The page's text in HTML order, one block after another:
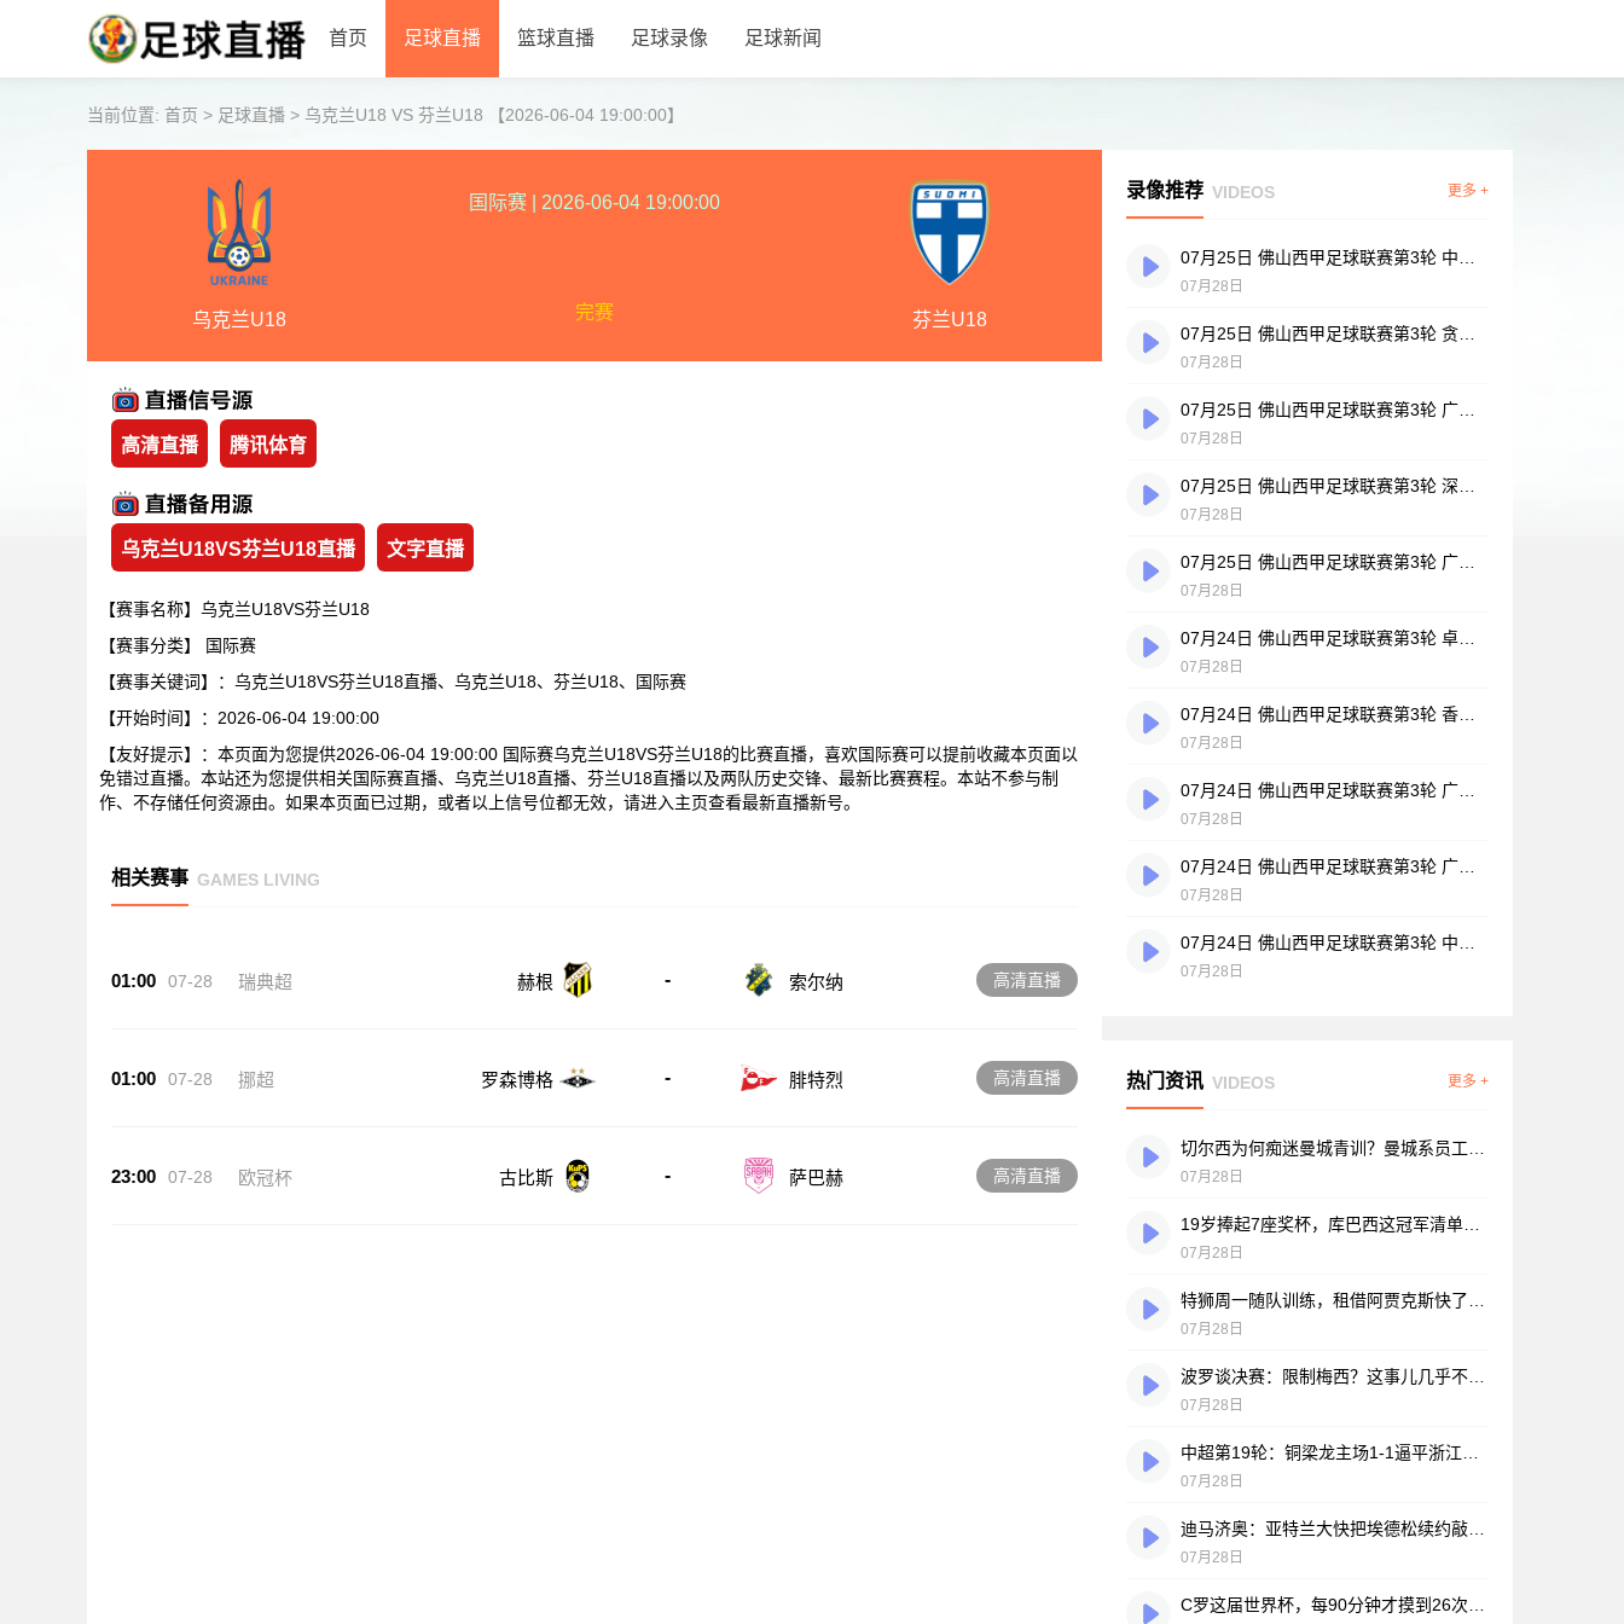
首页 足球直播 篮球直播 足球录像 足球新闻
当前位置: 首页 > 足球直播 > 乌克兰U18 VS 芬兰U18 【2026-06-04 19:00:00】
乌克兰U18
国际赛 2026-06-04 19:00:00
完赛 芬兰U18
高清直播 腾讯体育
乌克兰U18VS芬兰U18直播 文字直播
【赛事名称】乌克兰U18VS芬兰U18
【赛事分类】
国际赛
【赛事关键词】：乌克兰U18VS芬兰U18直播、乌克兰U18、芬兰U18、国际赛
【开始时间】：2026-06-04 19:00:00
【友好提示】：本页面为您提供2026-06-04 19:00:00 国际赛乌克兰U18VS芬兰U18的比赛直播，喜欢国际赛可以提前收藏本页面以
免错过直播。本站还为您提供相关国际赛直播、乌克兰U18直播、芬兰U18直播以及两队历史交锋、最新比赛赛程。本站不参与制
作、不存储任何资源由。如果本页面已过期，或者以上信号位都无效，请进入主页查看最新直播新号。
相关赛事 GAMES LIVING
01:00 07-28 瑞典超 赫根 - 索尔纳 高清直播
01:00 07-28 挪超 罗森博格 - 腓特烈 高清直播
23:00 07-28 欧冠杯 古比斯 - 萨巴赫 高清直播
录像推荐 VIDEOS 更多 +
07月28日
07月28日
07月28日
07月28日
07月28日
07月28日
07月28日
07月28日
07月28日
07月28日
热门资讯 VIDEOS 更多 +
07月28日
07月28日
07月28日
07月28日
07月28日
07月28日